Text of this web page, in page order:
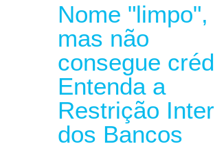
Nome "limpo",
mas não
consegue
Entenda a
Restrição
dos Bancos